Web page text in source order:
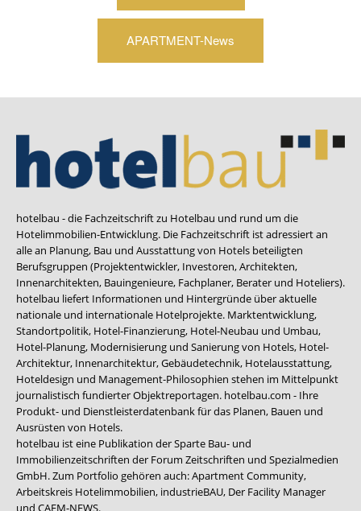
APARTMENT-News
hotelbau - die Fachzeitschrift zu Hotelbau und rund um die
Hotelimmobilien-Entwicklung. Die Fachzeitschrift ist adressiert an
alle an Planung, Bau und Ausstattung von Hotels beteiligten
Berufsgruppen (Projektentwickler, Investoren, Architekten,
Innenarchitekten, Bauingenieure, Fachplaner, Berater und Hoteliers).
hotelbau liefert Informationen und Hintergründe über aktuelle
nationale und internationale Hotelprojekte. Marktentwicklung,
Standortpolitik, Hotel-Finanzierung, Hotel-Neubau und Umbau,
Hotel-Planung, Modernisierung und Sanierung von Hotels, Hotel-
Architektur, Innenarchitektur, Gebäudetechnik, Hotelausstattung,
Hoteldesign und Management-Philosophien stehen im Mittelpunkt
journalistisch fundierter Objektreportagen. hotelbau.com - Ihre
Produkt- und Dienstleisterdatenbank für das Planen, Bauen und
Ausrüsten von Hotels.
hotelbau ist eine Publikation der Sparte Bau- und
Immobilienzeitschriften der Forum Zeitschriften und Spezialmedien
GmbH. Zum Portfolio gehören auch:Apartment Community,
Arbeitskreis Hotelimmobilien, industrieBAU, Der Facility Manager
und CAFM-NEWS.